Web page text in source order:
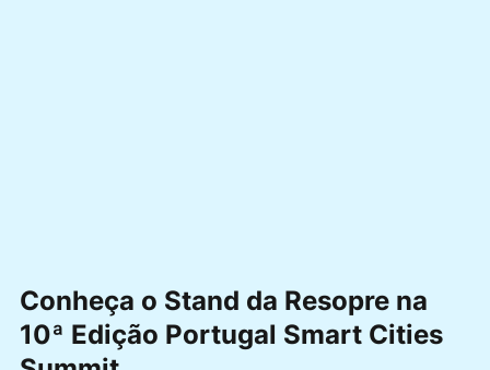
Conheça o Stand da Resopre na
10ª Edição Portugal Smart Cities